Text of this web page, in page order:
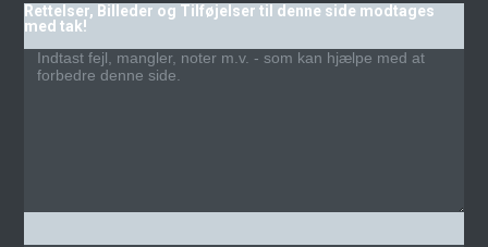
Rettelser, Billeder og Tilføjelser til denne side modtages
med tak!